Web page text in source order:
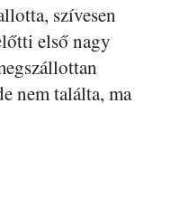
szívesen
első nagy
nem találta, ma